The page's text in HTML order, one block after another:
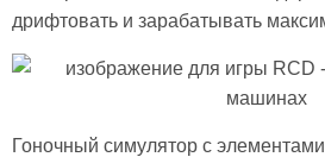
дрифтовать и зарабатывать
Гоночный симулятор с